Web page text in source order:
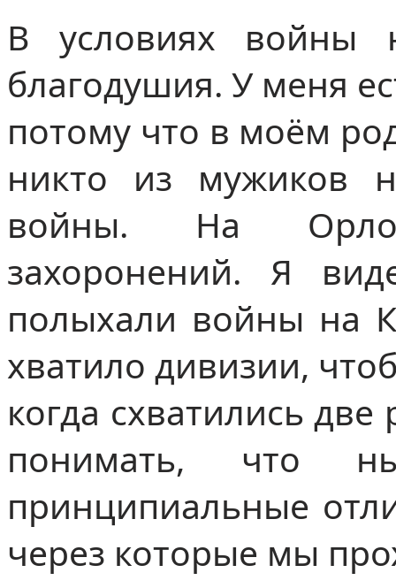
В условиях войны
благодушия. У меня
потому что в моём
никто из мужиков
войны. На
захоронений. Я
полыхали войны на
хватило дивизии,
когда схватились
понимать, что
принципиальные
через которые мы